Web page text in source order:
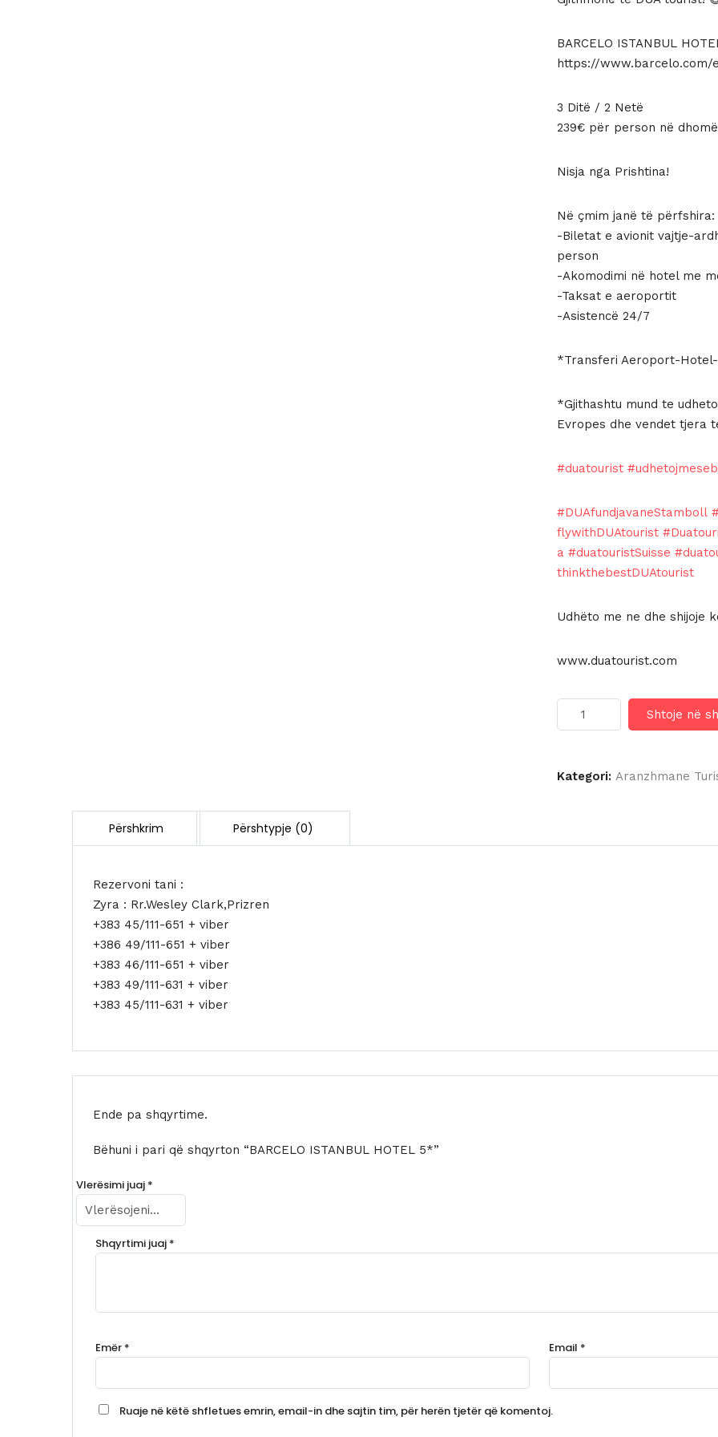
309 €.është:
239 €.
BARCELO ISTANBUL
https://
3 Ditë / 2 Netë
239€ për person në
Nisja nga Prishtina!
Në çmim janë të përfshira:
-Biletat e avionit vajtje-
person
-Akomodimi në hotel me
-Taksat e aeroportit
-Asistencë 24/7
*Transferi Aeroport-
*Gjithashtu mund te
Evropes dhe vendet tjera
#duatourist
#DUAfundjavaneStamboll
flywithDUAtourist
a #duatouristSuisse
thinkthebestDUAtourist
Udhëto me ne dhe shijoje
www.duatourist.com
Sasi
BARCELO
5*
Shtoje në
Kategori:Aranzhmane
Rezervoni tani :
Zyra : Rr.Wesley Clark,Prizren
+383 45/111-651 + viber
+386 49/111-651 + viber
+383 46/111-651 + viber
+383 49/111-631 + viber
+383 45/111-631 + viber
Ende pa shqyrtime.
Bëhuni i pari që shqyrton “BARCELO ISTANBUL HOTEL 5*”
Vlerësimi juaj *
Shqyrtimi juaj *
Emër * Email *
Ruaje në këtë shfletues emrin, email-in dhe sajtin tim, për herën tjetër që komentoj.